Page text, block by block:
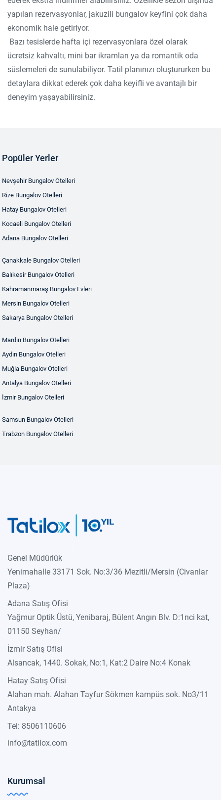
yapılan rezervasyonlar, jakuzili bungalov keyfini çok daha
ekonomik hale getiriyor.
Bazı tesislerde hafta içi rezervasyonlara özel olarak
ücretsiz kahvaltı, mini bar ikramları ya da romantik oda
süslemeleri de sunulabiliyor. Tatil planınızı oluştururken bu
detaylara dikkat ederek çok daha keyifli ve avantajlı bir
deneyim yaşayabilirsiniz.
Popüler Yerler
Nevşehir Bungalov Otelleri
Rize Bungalov Otelleri
Hatay Bungalov Otelleri
Kocaeli Bungalov Otelleri
Adana Bungalov Otelleri
Çanakkale Bungalov Otelleri
Balıkesir Bungalov Otelleri
Kahramanmaraş Bungalov Evleri
Mersin Bungalov Otelleri
Sakarya Bungalov Otelleri
Mardin Bungalov Otelleri
Aydın Bungalov Otelleri
Muğla Bungalov Otelleri
Antalya Bungalov Otelleri
İzmir Bungalov Otelleri
Samsun Bungalov Otelleri
Trabzon Bungalov Otelleri
Genel Müdürlük
Yenimahalle 33171 Sok. No:3/36 Mezitli/Mersin (Civanlar
Plaza)
Adana Satış Ofisi
Yağmur Optik Üstü, Yenibaraj, Bülent Angın Blv. D:1nci kat,
01150 Seyhan/
İzmir Satış Ofisi
Alsancak, 1440. Sokak, No:1, Kat:2 Daire No:4 Konak
Hatay Satış Ofisi
Alahan mah. Alahan Tayfur Sökmen kampüs sok. No3/11
Antakya
Tel: 8506110606
info@tatilox.com
Kurumsal